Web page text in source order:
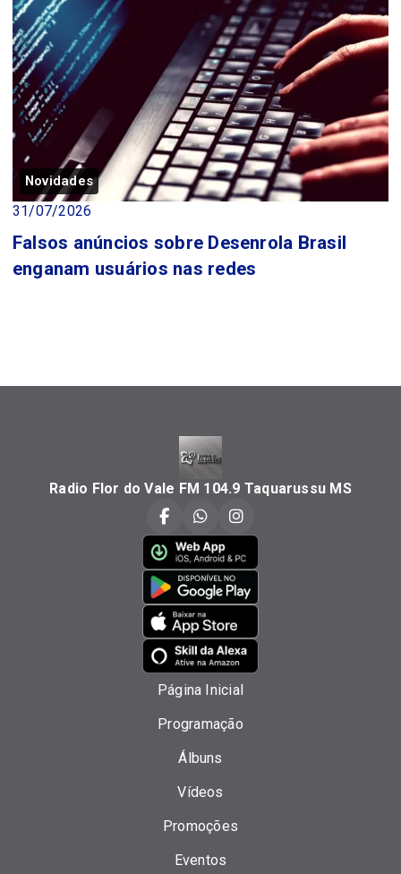
Novidades
31/07/2026
Falsos anúncios sobre Desenrola Brasil
enganam usuários nas redes
Radio Flor do Vale FM 104.9 Taquarussu MS
Página Inicial
Programação
Álbuns
Vídeos
Promoções
Eventos